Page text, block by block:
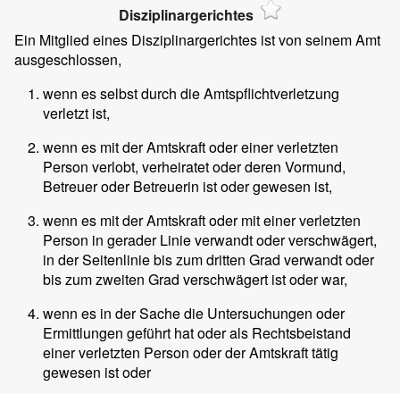
Disziplinargerichtes
Ein Mitglied eines Disziplinargerichtes ist von seinem Amt
ausgeschlossen,
wenn es selbst durch die Amtspflichtverletzung
verletzt ist,
wenn es mit der Amtskraft oder einer verletzten
Person verlobt, verheiratet oder deren Vormund,
Betreuer oder Betreuerin ist oder gewesen ist,
wenn es mit der Amtskraft oder mit einer verletzten
Person in gerader Linie verwandt oder verschwägert,
in der Seitenlinie bis zum dritten Grad verwandt oder
bis zum zweiten Grad verschwägert ist oder war,
wenn es in der Sache die Untersuchungen oder
Ermittlungen geführt hat oder als Rechtsbeistand
einer verletzten Person oder der Amtskraft tätig
gewesen ist oder